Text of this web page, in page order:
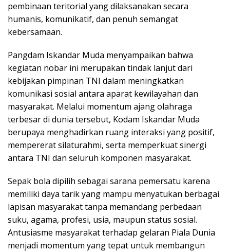
pembinaan teritorial yang dilaksanakan secara
humanis, komunikatif, dan penuh semangat
kebersamaan.
Pangdam Iskandar Muda menyampaikan bahwa
kegiatan nobar ini merupakan tindak lanjut dari
kebijakan pimpinan TNI dalam meningkatkan
komunikasi sosial antara aparat kewilayahan dan
masyarakat. Melalui momentum ajang olahraga
terbesar di dunia tersebut, Kodam Iskandar Muda
berupaya menghadirkan ruang interaksi yang positif,
mempererat silaturahmi, serta memperkuat sinergi
antara TNI dan seluruh komponen masyarakat.
Sepak bola dipilih sebagai sarana pemersatu karena
memiliki daya tarik yang mampu menyatukan berbagai
lapisan masyarakat tanpa memandang perbedaan
suku, agama, profesi, usia, maupun status sosial.
Antusiasme masyarakat terhadap gelaran Piala Dunia
menjadi momentum yang tepat untuk membangun